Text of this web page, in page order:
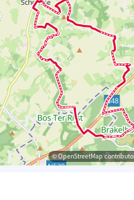
© OpenStreetMap contributors,
© OpenStreetMap